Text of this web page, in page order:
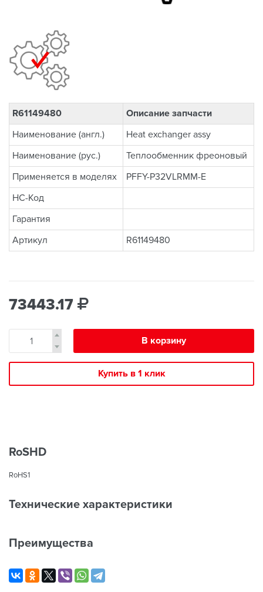
R61149480
Описание запчасти
Наименование (англ.)
Heat exchanger assy
Наименование (рус.)
Теплообменник фреоновый
Применяется в моделях
PFFY-P32VLRMM-E
НС-Код
Гарантия
Артикул
R61149480
73443.17
В корзину
Купить в 1 клик
RoSHD
RoHS1
Технические характеристики
Преимущества